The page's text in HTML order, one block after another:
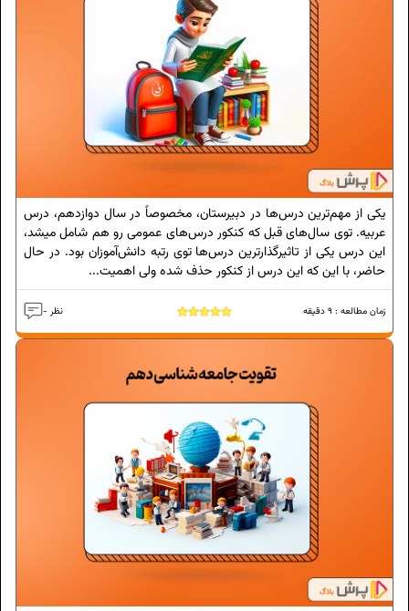
یکی از مهم‌ترین درس‌ها در دبیرستان، مخصوصاً در سال دوازدهم، درس
عربیه. توی سال‌های قبل که کنکور درس‌های عمومی رو هم شامل میشد،
این درس یکی از تاثیرگذارترین درس‌ها توی رتبه دانش‌آموزان بود. در حال
حاضر، با این که این درس از کنکور حذف شده ولی اهمیت...
- نظر زمان مطالعه : 9 دقیقه